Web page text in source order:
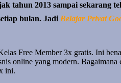
2013 sampai sekarang
bulan. Jadi Belajar Privat
Free Member 3x gratis. Ini
online yang modern.
ini.